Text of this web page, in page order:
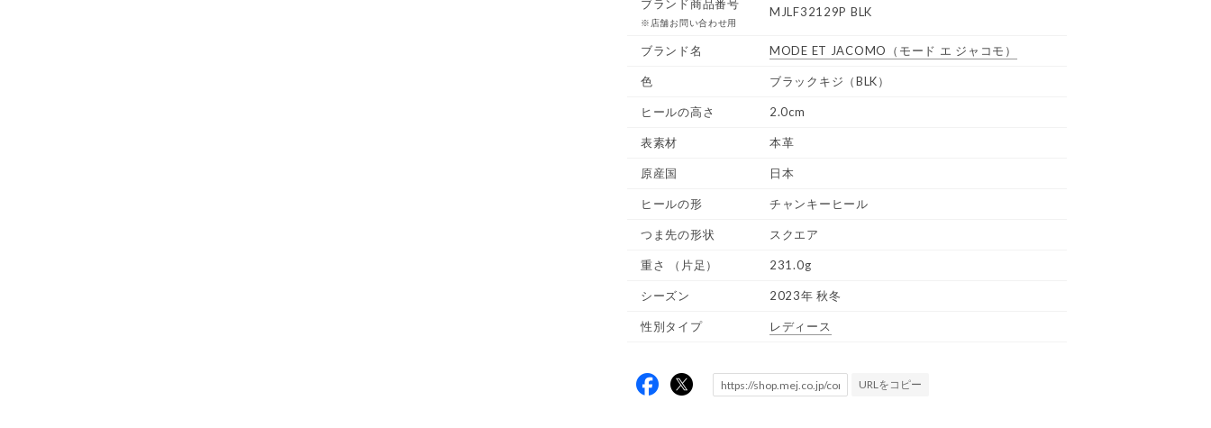
ブランド商品番号
※店舗お問い合わせ用
MJLF32129P BLK
ブランド名 MODE ET JACOMO （モード エ ジャコモ）
色 ブラックキジ（BLK）
ヒールの高さ 2.0cm
表素材 本革
原産国 日本
ヒールの形 チャンキーヒール
つま先の形状 スクエア
重さ （片足） 231.0g
シーズン 2023年 秋冬
性別タイプ レディース
URLをコピー